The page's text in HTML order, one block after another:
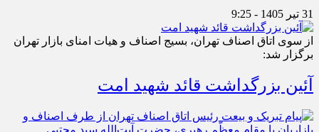
31 تیر 1405 - 9:25
از سوی اتاق اصناف تهران، بسیج اصناف و هیات امنای بازار تهران
برگزار شد:
آئین بزرگداشت قائد شهید امت